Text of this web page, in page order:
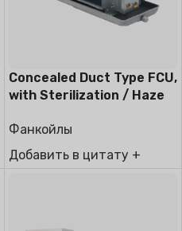
Concealed Duct Type FCU,
with Sterilization / Haze
Фанкойлы
Добавить в цитату +